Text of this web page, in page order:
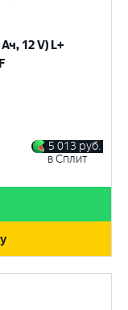
12 V) L+
5 013 руб.
в Сплит